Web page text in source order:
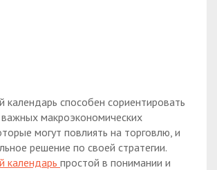
календарь способен сориентировать
макроэкономических
могут повлиять на торговлю, и
решение по своей стратегии.
календарь простой в понимании и